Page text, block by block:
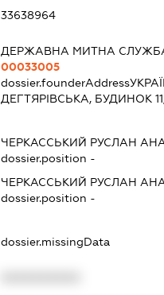
33638964
ДЕРЖАВНА МИТНА
00033005
dossier.founderAddress
ДЕГТЯРІВСЬКА, БУДИНОК
ЧЕРКАССЬКИЙ РУСЛАН
dossier.position -
ЧЕРКАССЬКИЙ РУСЛАН
dossier.position -
dossier.missingData